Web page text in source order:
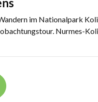
im Nationalpark Koli
Nurmes-